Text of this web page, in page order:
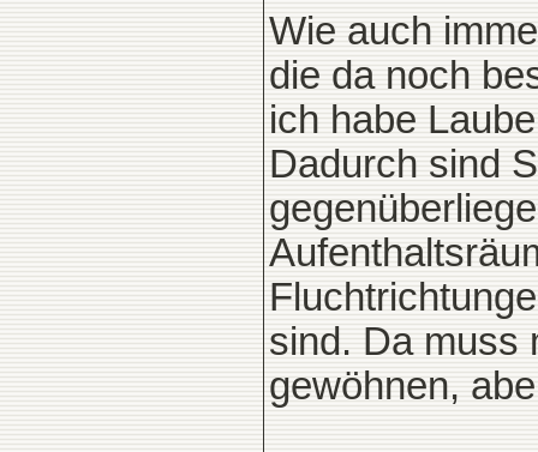
Wie auch
die da noch
ich habe
Dadurch sind
sind. Da muss
gewöhnen,